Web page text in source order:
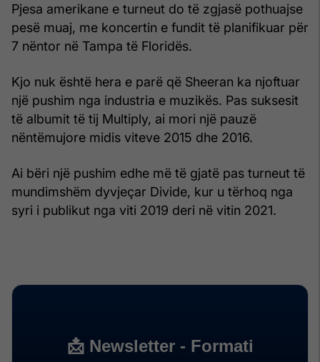
Pjesa amerikane e turneut do të zgjasë pothuajse
pesë muaj, me koncertin e fundit të planifikuar për
7 nëntor në Tampa të Floridës.
Kjo nuk është hera e parë që Sheeran ka njoftuar
një pushim nga industria e muzikës. Pas suksesit
të albumit të tij Multiply, ai mori një pauzë
nëntëmujore midis viteve 2015 dhe 2016.
Ai bëri një pushim edhe më të gjatë pas turneut të
mundimshëm dyvjeçar Divide, kur u tërhoq nga
syri i publikut nga viti 2019 deri në vitin 2021.